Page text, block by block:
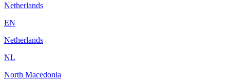
Netherlands
EN
Netherlands
NL
North Macedonia